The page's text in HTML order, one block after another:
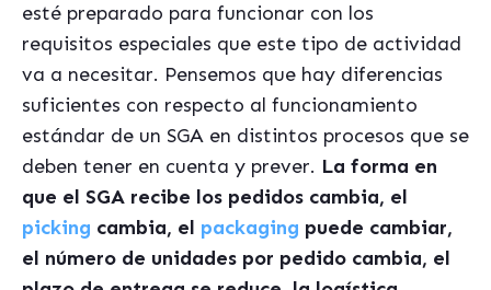
esté preparado para funcionar con los
requisitos especiales que este tipo de actividad
va a necesitar. Pensemos que hay diferencias
suficientes con respecto al funcionamiento
estándar de un SGA en distintos procesos que se
deben tener en cuenta y prever. La forma en
que el SGA recibe los pedidos cambia, el
picking cambia, el packaging puede cambiar,
el número de unidades por pedido cambia, el